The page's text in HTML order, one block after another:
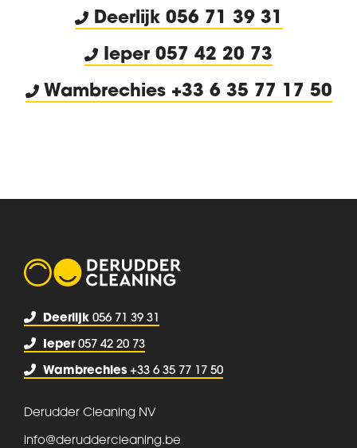
Deerlijk 056 71 39 31
Ieper 057 42 20 73
Wambrechies +33 6 35 77 17 50
Deerlijk 056 71 39 31
Ieper057 42 20 73
Wambrechies +33 6 35 77 17 50
Derudder Cleaning NV
info@deruddercleaning.be